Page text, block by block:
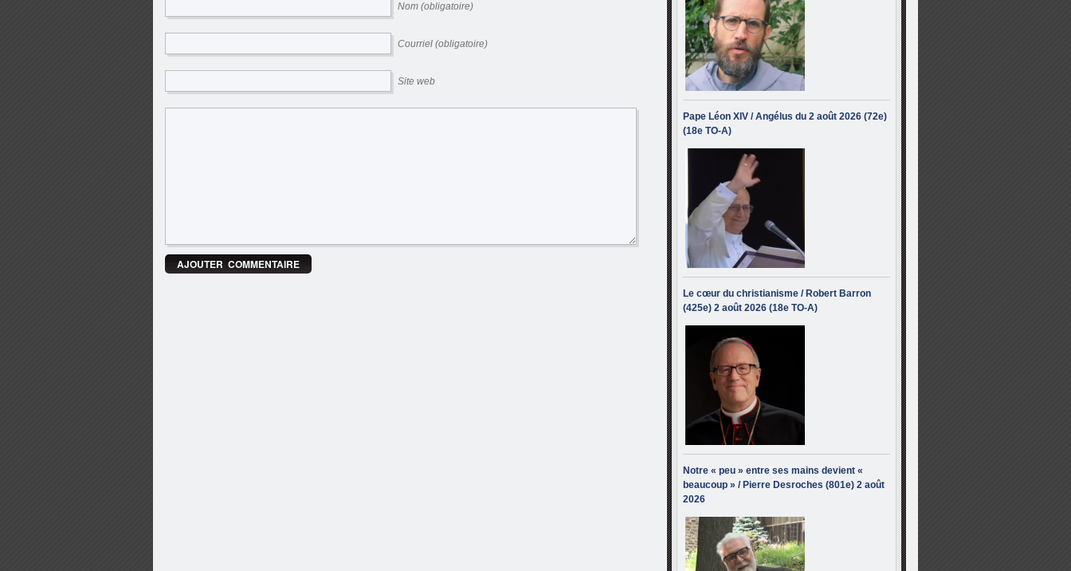
Pape Léon XIV / Angélus du 2 août 2026 (72e)
(18e TO-A)
Le cœur du christianisme / Robert Barron
(425e) 2 août 2026 (18e TO-A)
Notre « peu » entre ses mains devient «
beaucoup » / Pierre Desroches (801e) 2 août
2026
Nom (obligatoire)
Courriel (obligatoire)
Site web